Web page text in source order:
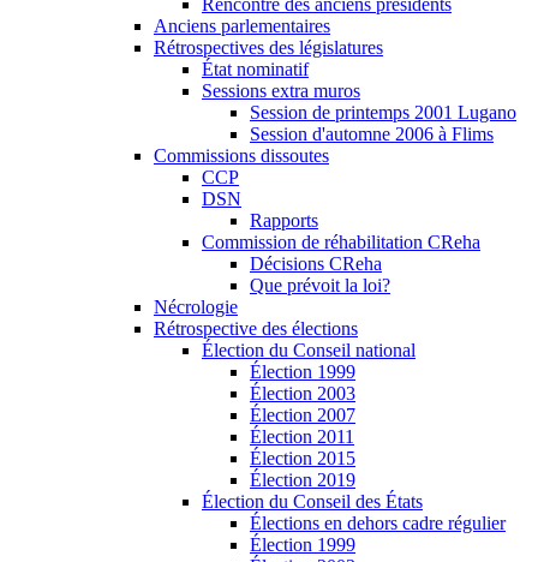
Rencontre des anciens présidents
Anciens parlementaires
Rétrospectives des législatures
État nominatif
Sessions extra muros
Session de printemps 2001 Lugano
Session d'automne 2006 à Flims
Commissions dissoutes
CCP
DSN
Rapports
Commission de réhabilitation CReha
Décisions CReha
Que prévoit la loi?
Nécrologie
Rétrospective des élections
Élection du Conseil national
Élection 1999
Élection 2003
Élection 2007
Élection 2011
Élection 2015
Élection 2019
Élection du Conseil des États
Élections en dehors cadre régulier
Élection 1999